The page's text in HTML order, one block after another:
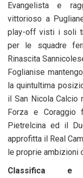
Evangelista e
vittorioso a
play-off visti i soli
per le squadre
Rinascita
Foglianise
la quintultima
il San Nicola Calcio
Forza e Coraggio
Pietrelcina ed il
approfitta il Real
le proprie ambizioni
Classifica e